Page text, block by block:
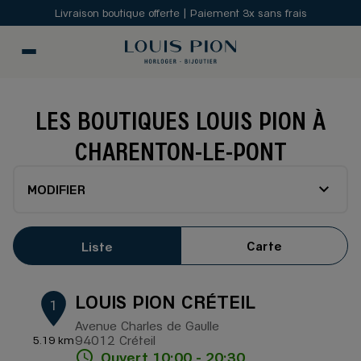
Livraison boutique offerte | Paiement 3x sans frais
LES BOUTIQUES LOUIS PION À
CHARENTON-LE-PONT
MODIFIER
Liste Carte
1
5.19 km
LOUIS PION CRÉTEIL
Avenue Charles de Gaulle
94012 Créteil
Ouvert 10:00 - 20:30